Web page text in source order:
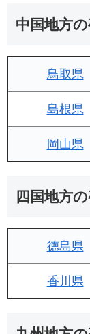
中国地方
鳥取県
島根県
岡山県
四国地方
徳島県
香川県